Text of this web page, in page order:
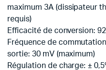
maximum 3A (dissipateur
requis)
Efficacité de conversion:
Fréquence de
sortie: 30 mV (maximum)
Régulation de charge: ±